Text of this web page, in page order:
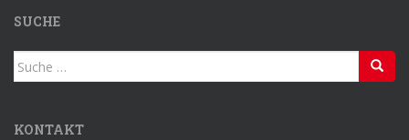
SUCHE
Suche
nach:
KONTAKT